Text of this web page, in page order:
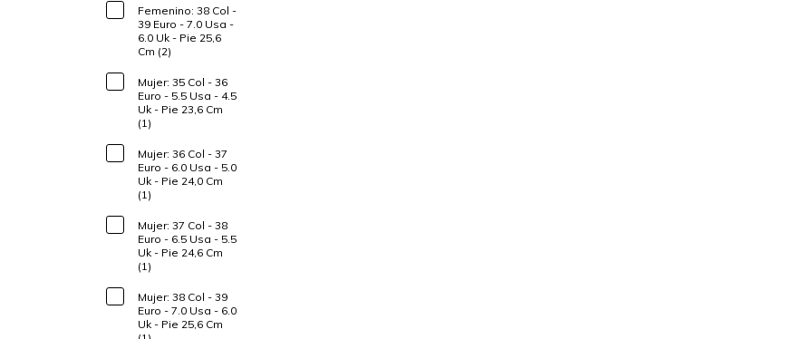
Femenino: 38 Col -
39 Euro - 7.0 Usa -
6.0 Uk - Pie 25,6
Cm (2)
Mujer: 35 Col - 36
Euro - 5.5 Usa - 4.5
Uk - Pie 23,6 Cm
(1)
Mujer: 36 Col - 37
Euro - 6.0 Usa - 5.0
Uk - Pie 24,0 Cm
(1)
Mujer: 37 Col - 38
Euro - 6.5 Usa - 5.5
Uk - Pie 24,6 Cm
(1)
Mujer: 38 Col - 39
Euro - 7.0 Usa - 6.0
Uk - Pie 25,6 Cm